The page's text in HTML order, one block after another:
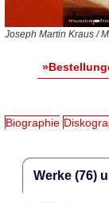
Joseph Martin Kraus /
Biographie
Werke (76)